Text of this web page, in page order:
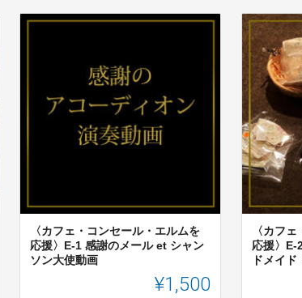
〈カフェ・コンセール・エルムを
応援〉E-1 感謝のメール et シャン
ソン大使動画
¥1,500
〈カフ
応援〉E-
ドメイ